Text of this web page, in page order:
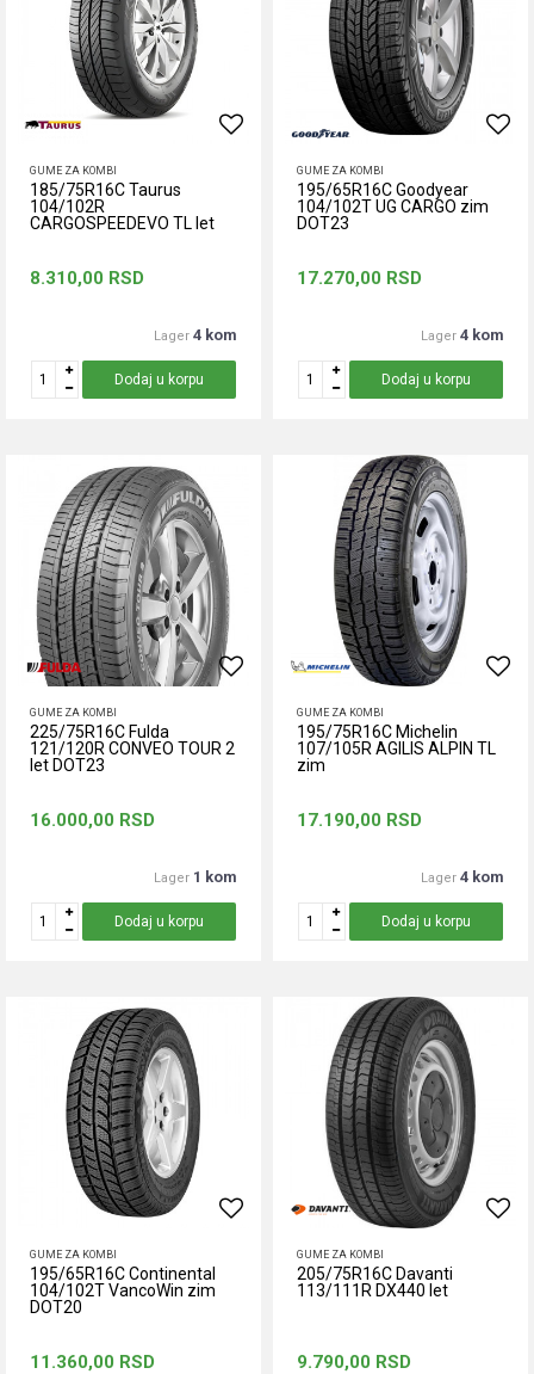
GUME ZA KOMBI
185/75R16C Taurus
104/102R
CARGOSPEEDEVO TL let
8.310,00 RSD
Lager 4 kom
Dodaj u korpu
GUME ZA KOMBI
195/65R16C Goodyear
104/102T UG CARGO zim
DOT23
17.270,00 RSD
Lager 4 kom
Dodaj u korpu
GUME ZA KOMBI
225/75R16C Fulda
121/120R CONVEO TOUR 2
let DOT23
16.000,00 RSD
Lager 1 kom
Dodaj u korpu
GUME ZA KOMBI
195/75R16C Michelin
107/105R AGILIS ALPIN TL
zim
17.190,00 RSD
Lager 4 kom
Dodaj u korpu
GUME ZA KOMBI
195/65R16C Continental
104/102T VancoWin zim
DOT20
11.360,00 RSD
GUME ZA KOMBI
205/75R16C Davanti
113/111R DX440 let
9.790,00 RSD